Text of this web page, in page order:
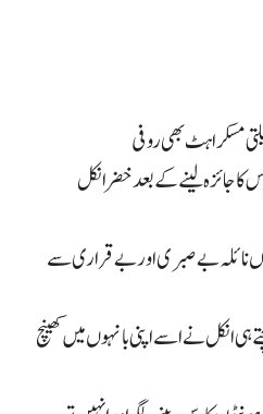
مسکراہٹ بھی روفی
جائزہ لینے کے بعد خضر انکل
نائلہ بے صبری اور بے قراری سے
ہی انکل نے اسے اپنی بانہوں میں کھینچ